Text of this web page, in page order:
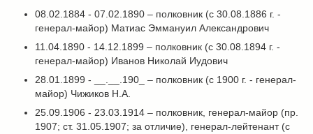
08.02.1884 - 07.02.1890 – полковник (с 30.08.1886 г. -
генерал-майор) Матиас Эммануил Александрович
11.04.1890 - 14.12.1899 – полковник (с 30.08.1894 г. -
генерал-майор) Иванов Николай Иудович
28.01.1899 - __.__.190_ – полковник (с 1900 г. - генерал-
майор) Чижиков Н.А.
25.09.1906 - 23.03.1914 – полковник, генерал-майор (пр.
1907; ст. 31.05.1907; за отличие), генерал-лейтенант (с